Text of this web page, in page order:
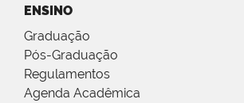
ENSINO
Graduação
Pós-Graduação
Regulamentos
Agenda Acadêmica